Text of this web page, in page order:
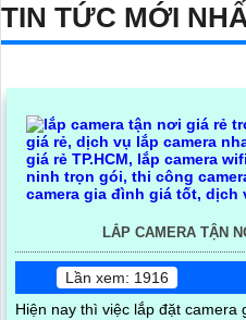
TIN TỨC MỚI
LẮP CAMERA TẬN
Lần xem: 1916
Hiện nay thì việc lắp đặt camera